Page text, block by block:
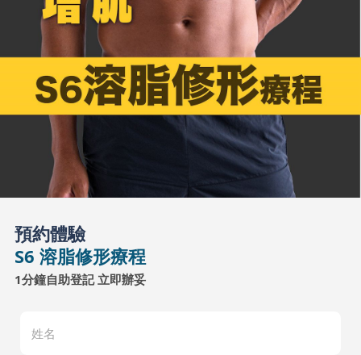
預約體驗
S6 溶脂修形療程
1分鐘自助登記 立即辦妥